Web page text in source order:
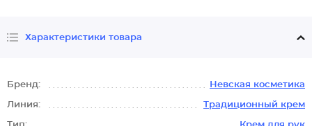
Характеристики товара
Бренд: Невская косметика
Линия: Традиционный крем